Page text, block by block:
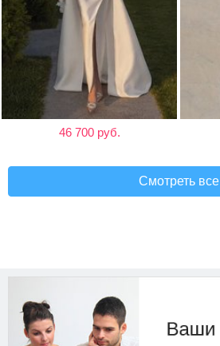
46 700 руб.
Смотреть все